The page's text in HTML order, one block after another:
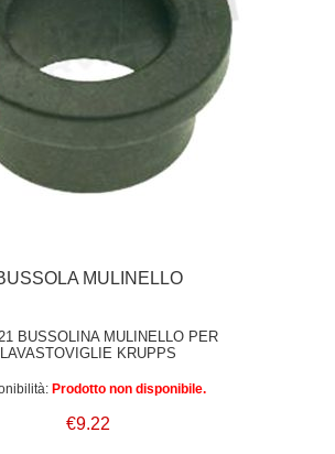
MULINELLO
BUSSOLINA MULINELLO PER
LAVASTOVIGLIE KRUPPS
Prodotto non disponibile.
€9.22